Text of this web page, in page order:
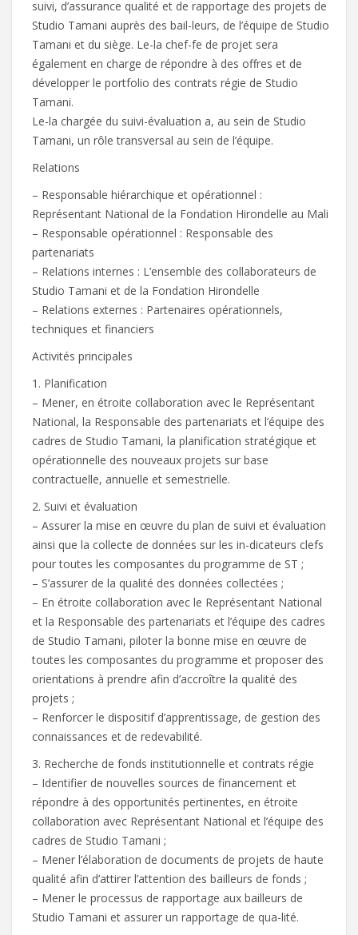
suivi, d’assurance qualité et de rapportage des projets de
Studio Tamani auprès des bail-leurs, de l’équipe de Studio
Tamani et du siège. Le-la chef-fe de projet sera
également en charge de répondre à des offres et de
développer le portfolio des contrats régie de Studio
Tamani.
Le-la chargée du suivi-évaluation a, au sein de Studio
Tamani, un rôle transversal au sein de l’équipe.
Relations
– Responsable hiérarchique et opérationnel :
Représentant National de la Fondation Hirondelle au Mali
– Responsable opérationnel : Responsable des
partenariats
– Relations internes : L’ensemble des collaborateurs de
Studio Tamani et de la Fondation Hirondelle
– Relations externes : Partenaires opérationnels,
techniques et financiers
Activités principales
1. Planification
– Mener, en étroite collaboration avec le Représentant
National, la Responsable des partenariats et l’équipe des
cadres de Studio Tamani, la planification stratégique et
opérationnelle des nouveaux projets sur base
contractuelle, annuelle et semestrielle.
2. Suivi et évaluation
– Assurer la mise en œuvre du plan de suivi et évaluation
ainsi que la collecte de données sur les in-dicateurs clefs
pour toutes les composantes du programme de ST ;
– S’assurer de la qualité des données collectées ;
– En étroite collaboration avec le Représentant National
et la Responsable des partenariats et l’équipe des cadres
de Studio Tamani, piloter la bonne mise en œuvre de
toutes les composantes du programme et proposer des
orientations à prendre afin d’accroître la qualité des
projets ;
– Renforcer le dispositif d’apprentissage, de gestion des
connaissances et de redevabilité.
3. Recherche de fonds institutionnelle et contrats régie
– Identifier de nouvelles sources de financement et
répondre à des opportunités pertinentes, en étroite
collaboration avec Représentant National et l’équipe des
cadres de Studio Tamani ;
– Mener l’élaboration de documents de projets de haute
qualité afin d’attirer l’attention des bailleurs de fonds ;
– Mener le processus de rapportage aux bailleurs de
Studio Tamani et assurer un rapportage de qua-lité.